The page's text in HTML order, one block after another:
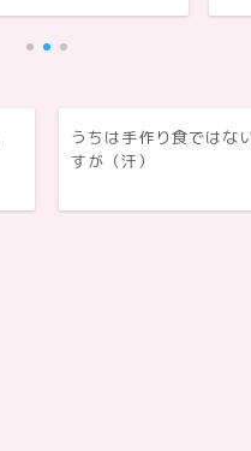
うちは手作り食ではな
すが（汗）